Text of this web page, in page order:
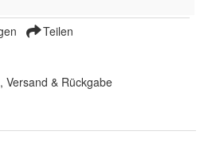
Teilen
Versand & Rückgabe